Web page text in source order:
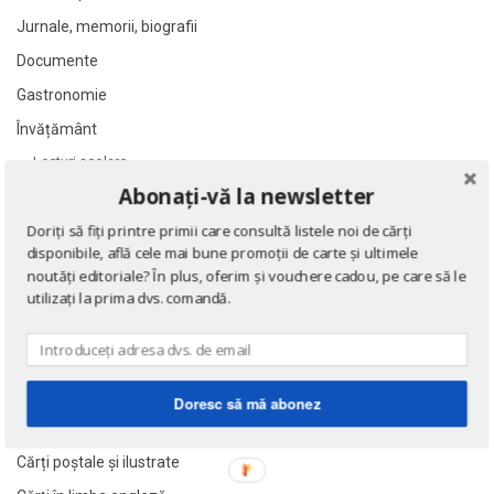
Alan Watts
Albert Bayet
Albert Camus
Albert Horace
Albert Ogien
Albert Speer
Alberto Bevilacqua
Alberto Martini
Alberto Moravia
Alcifron
Aldous Huxley
Aleksander Wojciechowscki
Alan Watts
Albert Bayet
Albert Camus
Albert Horace
Albert Ogien
Albert Speer
Alberto Bevilacqua
Alberto Martini
Alberto Moravia
Alcifron
Aldous Huxley
Aleksander Wojciechowscki
Jurnale, memorii, biografii
Documente
Gastronomie
Învățământ
Lecturi şcolare
Manuale şcolare
Sport
Știință
Științe sociale
Ediții princeps
Benzi desenate
Cărți poștale și ilustrate
Abonați-vă la newsletter
Doriți să fiți printre primii care consultă listele noi de cărți
disponibile, află cele mai bune promoții de carte și ultimele
noutăți editoriale? În plus, oferim și vouchere cadou, pe care să le
utilizați la prima dvs. comandă.
Doresc să mă abonez